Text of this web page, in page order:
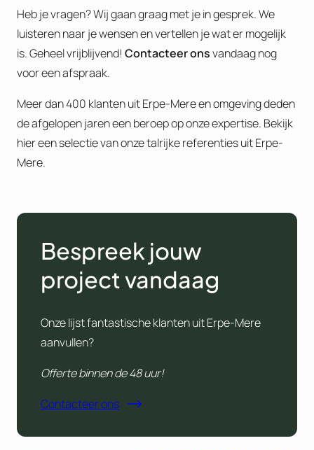
Heb je vragen? Wij gaan graag met je in gesprek. We
luisteren naar je wensen en vertellen je wat er mogelijk
is. Geheel vrijblijvend! Contacteer onsvandaag nog
voor een afspraak.
Meer dan 400 klanten uit Erpe-Mere en omgeving deden
de afgelopen jaren een beroep op onze expertise. Bekijk
hier een selectie van onze talrijke referenties uit Erpe-
Mere.
Bespreek jouw
project vandaag
Onze lijst fantastische klanten uit Erpe-Mere
aanvullen?
Offerte binnen de 48 uur!
Contacteer ons